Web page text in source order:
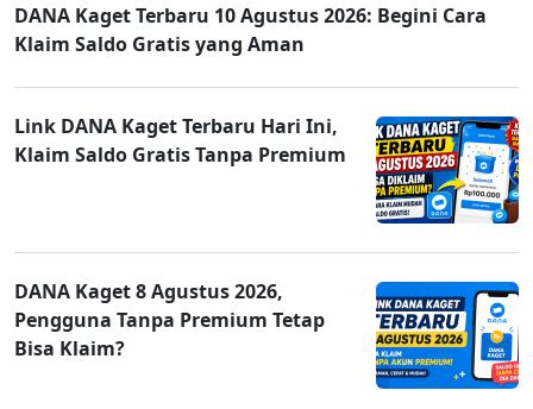
DANA Kaget Terbaru 10 Agustus 2026: Begini Cara
Klaim Saldo Gratis yang Aman
Link DANA Kaget Terbaru Hari Ini,
Klaim Saldo Gratis Tanpa Premium
DANA Kaget 8 Agustus 2026,
Pengguna Tanpa Premium Tetap
Bisa Klaim?